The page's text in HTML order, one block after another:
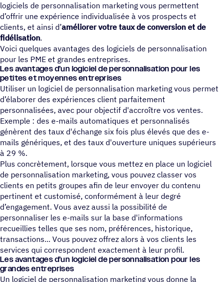
logiciels de personnalisation marketing vous permettent
d’offrir une expérience individualisée à vos prospects et
clients, et ainsi d’améliorer votre taux de conversion et de
fidélisation.
Voici quelques avantages des logiciels de personnalisation
pour les PME et grandes entreprises.
Les avantages d’un logiciel de personnalisation pour les
petites et moyennes entreprises
Utiliser un logiciel de personnalisation marketing vous permet
d’élaborer des expériences client parfaitement
personnalisées, avec pour objectif d'accroître vos ventes.
Exemple : des e-mails automatiques et personnalisés
génèrent des taux d'échange six fois plus élevés que des e-
mails génériques, et des taux d'ouverture uniques supérieurs
à 29 %.
Plus concrètement, lorsque vous mettez en place un logiciel
de personnalisation marketing, vous pouvez classer vos
clients en petits groupes afin de leur envoyer du contenu
pertinent et customisé, conformément à leur degré
d’engagement. Vous avez aussi la possibilité de
personnaliser les e-mails sur la base d'informations
recueillies telles que ses nom, préférences, historique,
transactions... Vous pouvez offrez alors à vos clients les
services qui correspondent exactement à leur profil.
Les avantages d’un logiciel de personnalisation pour les
grandes entreprises
Un logiciel de personnalisation marketing vous donne la